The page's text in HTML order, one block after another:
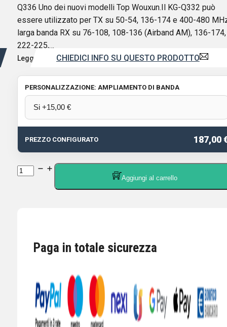
Q336 Uno dei nuovi modelli Top Wouxun.Il KG-Q332 può
essere utilizzato per TX su 50-54, 136-174 e 400-480
larga banda RX su 76-108, 108-136 (Airband AM), 136-174,
222-225,…
Leggi di più CHIEDICI INFO SU QUESTO PRODOTTO
PERSONALIZZAZIONE: AMPLIAMENTO DI BANDA
PREZZO CONFIGURATO 187,00
WOUXUN
BAND
AIRBAND
Aggiungi al carrello
Paga in totale sicurezza